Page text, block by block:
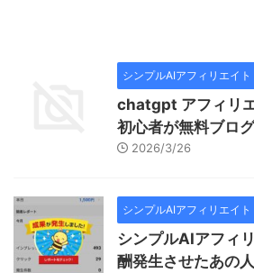
シンプルAIアフィリエイト
chatgpt アフィリ
初心者が無料ブロ
2026/3/26
シンプルAIアフィリエイト
シンプルAIアフィ
酬発生させたあの